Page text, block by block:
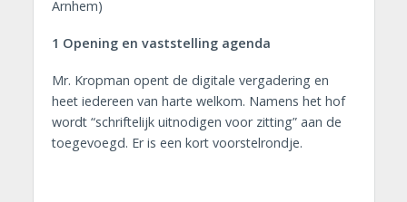
Arnhem)
1 Opening en vaststelling agenda
Mr. Kropman opent de digitale vergadering en
heet iedereen van harte welkom. Namens het hof
wordt “schriftelijk uitnodigen voor zitting” aan de
toegevoegd. Er is een kort voorstelrondje.